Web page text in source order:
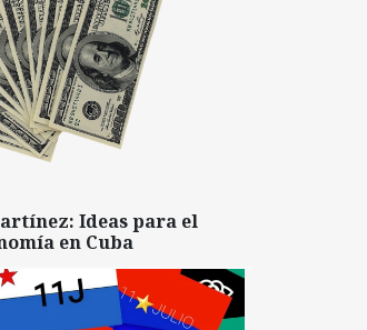
Ideas para el
en Cuba